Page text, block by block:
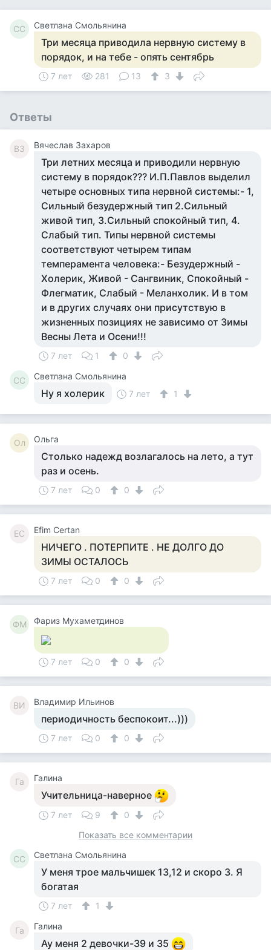
СС Светлана Смольянина
Три месяца приводила нервную систему в
порядок, и на тебе - опять сентябрь
7 лет 281 13 3
Ответы
ВЗ Вячеслав Захаров
Три летних месяца и приводили нервную
систему в порядок??? И.П.Павлов выделил
четыре основных типа нервной системы:- 1,
Сильный безудержный тип 2.Сильный
живой тип, 3.Сильный спокойный тип, 4.
Слабый тип. Типы нервной системы
соответствуют четырем типам
темперамента человека:- Безудержный -
Холерик, Живой - Сангвиник, Спокойный -
Флегматик, Слабый - Меланхолик. И в том
и в других случаях они присутствую в
жизненных позициях не зависимо от Зимы
Весны Лета и Осени!!!
7 лет 1 0
СС Светлана Смольянина
Ну я холерик 7 лет 1
Ол Ольга
Столько надежд возлагалось на лето, а тут
раз и осень.
7 лет 0 0
EC Efim Certan
НИЧЕГО . ПОТЕРПИТЕ . НЕ ДОЛГО ДО
ЗИМЫ ОСТАЛОСЬ
7 лет 0 0
ФМ Фариз Мухаметдинов
7 лет 0 0
ВИ Владимир Ильинов
периодичность беспокоит...)))
7 лет 0 0
Га Галина
Учительница-наверное
7 лет 9
0
Показать все комментарии
СС Светлана Смольянина
У меня трое мальчишек 13,12 и скоро 3. Я
богатая
7 лет 1
Га Галина
Ау меня 2 девочки-39 и 35